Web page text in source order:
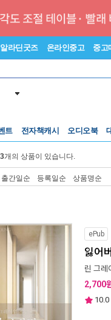
알라딘굿즈 온라인중고 중고
트 전자책캐시 오디오북
개의 상품이 있습니다.
출간일순 등록일순 상품명순
ePub
잃어
린 그레
2,700
10.0